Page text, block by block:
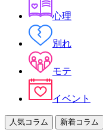
心理
別れ
モテ
イベント
人気コラム 新着コラム